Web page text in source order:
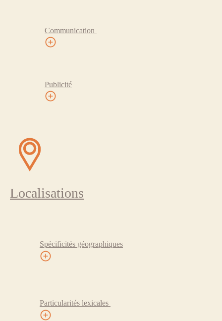
Communication
Publicité
Localisations
Spécificités géographiques
Particularités lexicales